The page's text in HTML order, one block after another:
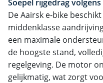
Soepel rijgedrag
De Aairsk e-bike
middenklasse
een maximale
de hoogste stand,
regelgeving. De motor
gelijkmatig, wat zorgt